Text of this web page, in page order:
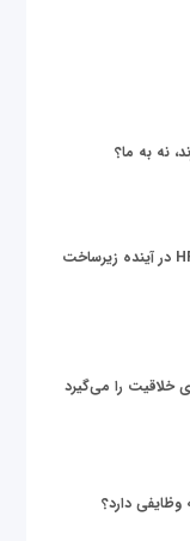
نه به ما؟
زیر پوست دنیای داده؛ نقش سرور HP در آینده زیرساخت
خلاقیت را می‌گیرد
دارد؟